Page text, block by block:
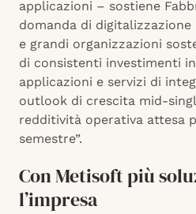
applicazioni – sostiene
domanda di
e grandi organizzazioni
di consistenti investimenti
applicazioni e servizi di
outlook di crescita mid-
redditività operativa attesa
semestre”.
Con Metisoft più
l’impresa